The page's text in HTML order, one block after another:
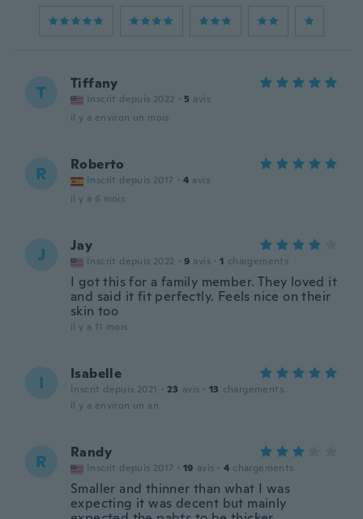
T Tiffany
Inscrit depuis 2022 · 5 avis
il y a environ un mois
R Roberto
Inscrit depuis 2017 · 4 avis
il y a 6 mois
J Jay
Inscrit depuis 2022 · 9 avis · 1 chargements
I got this for a family member. They loved it
and said it fit perfectly. Feels nice on their
skin too
il y a 11 mois
I Isabelle
Inscrit depuis 2021 · 23 avis · 13 chargements
il y a environ un an
R Randy
Inscrit depuis 2017 · 19 avis · 4 chargements
Smaller and thinner than what I was
expecting it was decent but mainly